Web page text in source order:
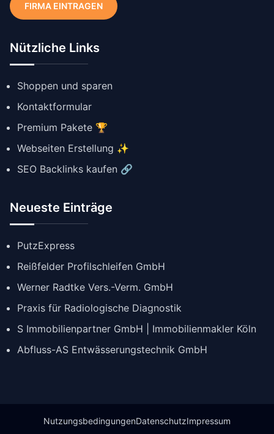
FIRMA EINTRAGEN
Nützliche Links
Shoppen und sparen
Kontaktformular
Premium Pakete 🏆
Webseiten Erstellung ✨
SEO Backlinks kaufen 🔗
Neueste Einträge
PutzExpress
Reißfelder Profilschleifen GmbH
Werner Radtke Vers.-Verm. GmbH
Praxis für Radiologische Diagnostik
S Immobilienpartner GmbH | Immobilienmakler Köln
Abfluss-AS Entwässerungstechnik GmbH
NutzungsbedingungenDatenschutzImpressum